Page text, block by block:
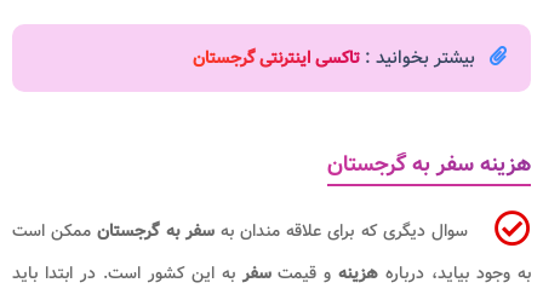
بیشتر بخوانید : تاکسی اینترنتی گرجستان
هزینه سفر به گرجستان
سوال دیگری که برای علاقه مندان بهسفر به گرجستانممکن است
به وجود بیاید، درباره هزینهو قیمتسفربه این کشور است. در ابتدا باید